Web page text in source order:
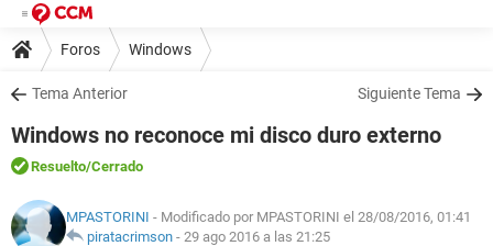
Foros Windows
Tema Anterior Siguiente Tema
Windows no reconoce mi disco duro externo
Resuelto/Cerrado
MPASTORINI - Modificado por MPASTORINI el 28/08/2016, 01:41
piratacrimson - 29 ago 2016 a las 21:25